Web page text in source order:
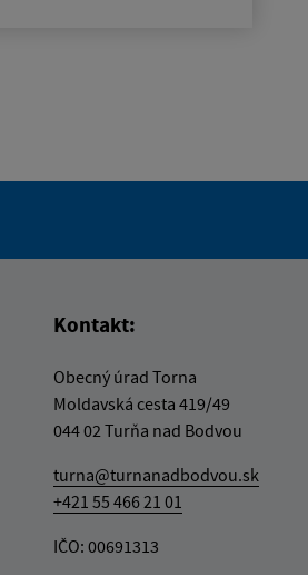
Kontakt:
Obecný úrad Torna
Moldavská cesta 419/49
044 02 Turňa nad Bodvou
turna@turnanadbodvou.sk
+421 55 466 21 01
IČO: 00691313